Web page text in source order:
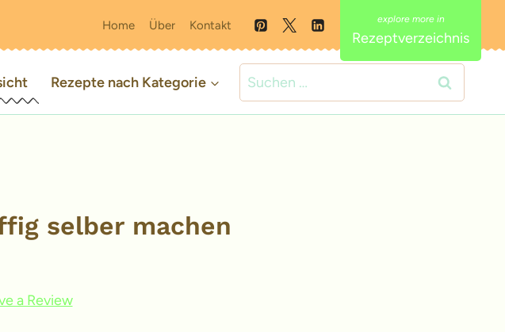
Home Über Kontakt
Rezeptverzeichnis
Rezepte nach Kategorie
Suchen
nach:
selber machen
a Review